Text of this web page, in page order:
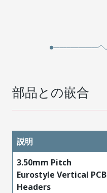
部品との嵌合
説明
3.50mm Pitch
Eurostyle Vertical PCB
Headers